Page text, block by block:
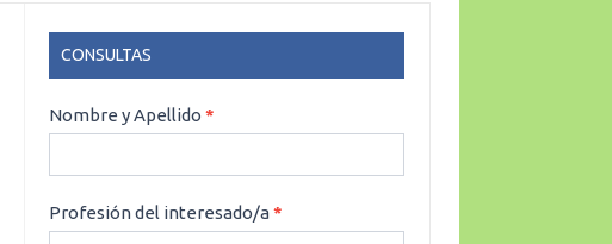
CONSULTAS
CONSULTAS
Nombre y Apellido*
Profesión del interesado/a*